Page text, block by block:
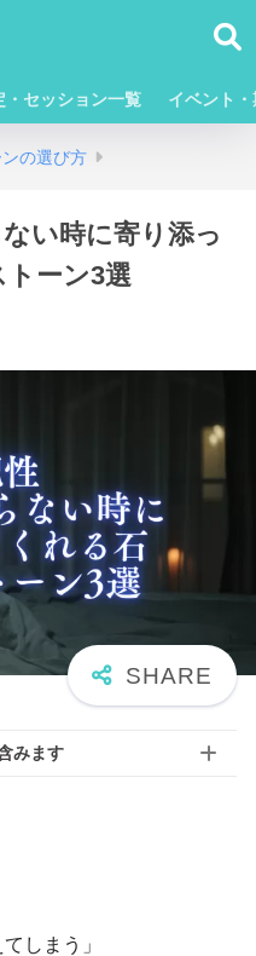
・セッション一覧 イベント
の選び方
い時に寄り添っ
ーン3選
みます
しまう」